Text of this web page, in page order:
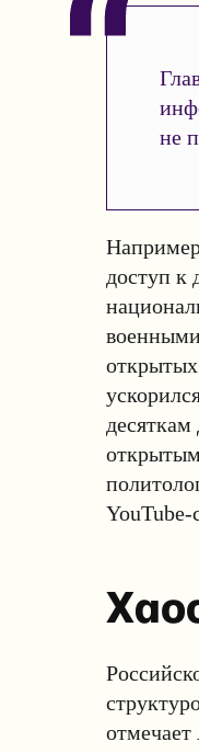
не
доступ к
открытых
YouTube-
отмечает